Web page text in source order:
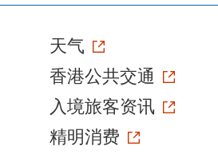
天气
香港公共交通
入境旅客资讯
精明消费